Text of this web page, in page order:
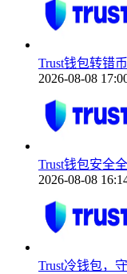
Trust钱包转错
2026-08-08
Trust钱包安全
2026-08-08
Trust冷钱包，